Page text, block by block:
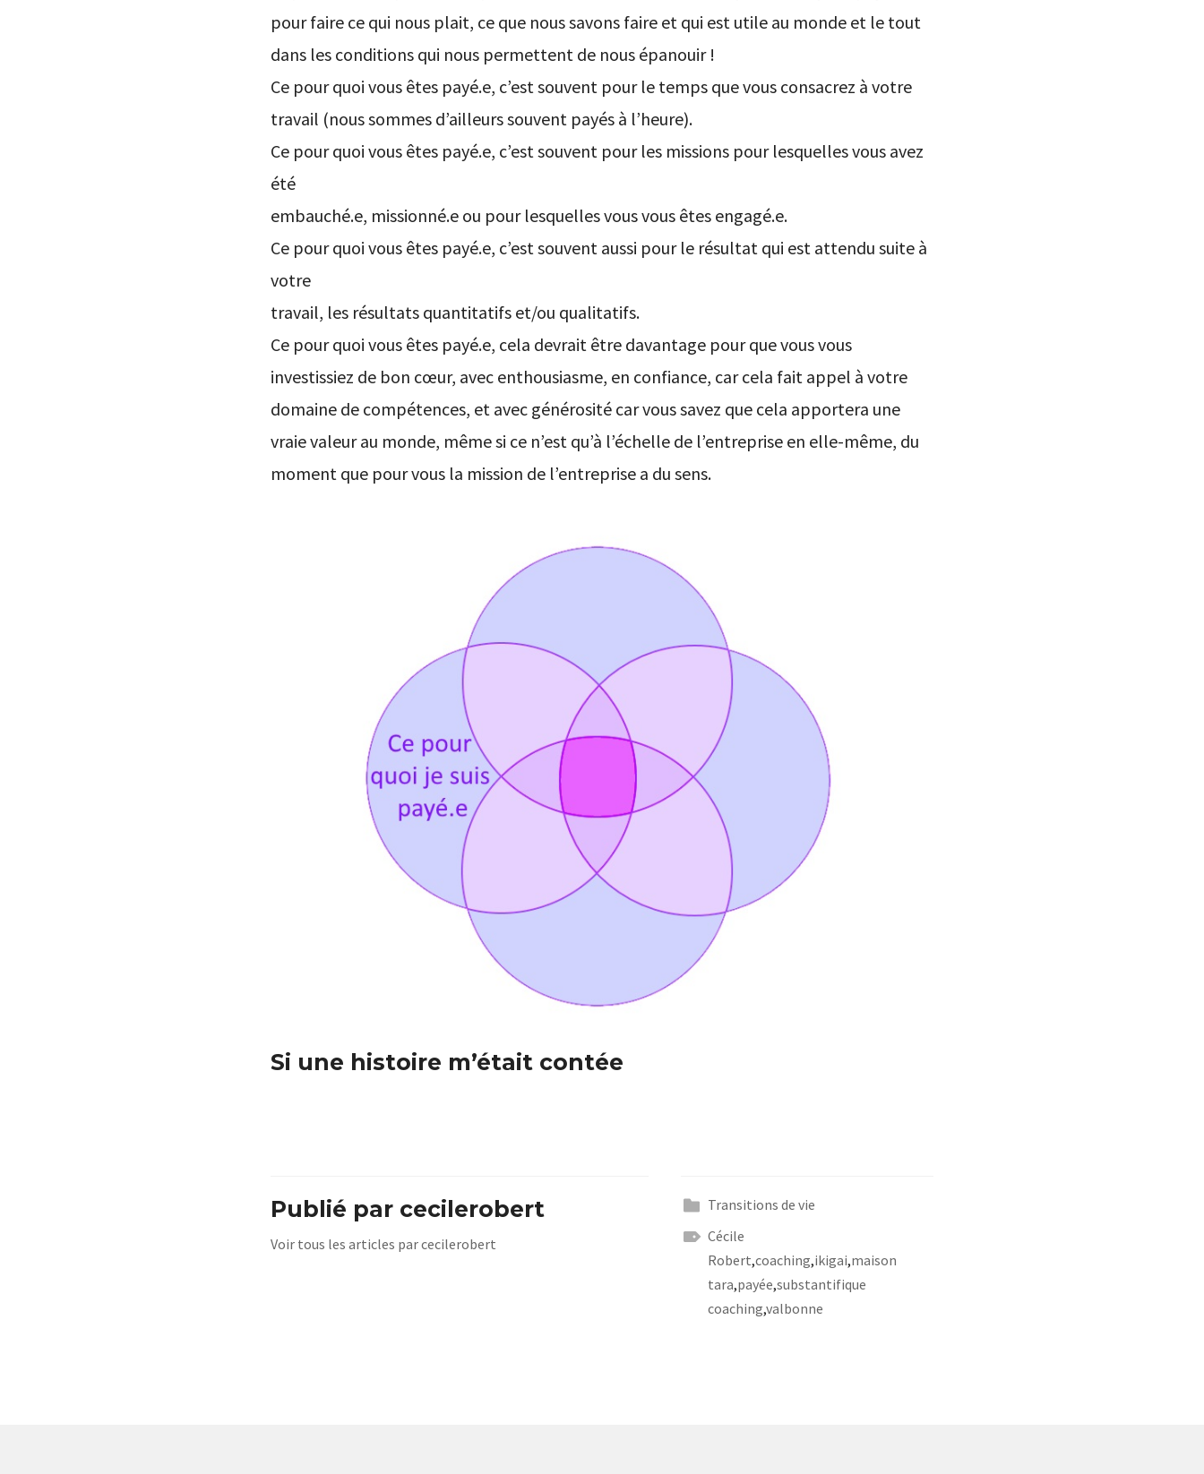
pour faire ce qui nous plait, ce que nous savons faire et qui est utile au monde et le tout
dans les conditions qui nous permettent de nous épanouir !
Ce pour quoi vous êtes payé.e, c’est souvent pour le temps que vous consacrez à votre
travail (nous sommes d’ailleurs souvent payés à l’heure).
Ce pour quoi vous êtes payé.e, c’est souvent pour les missions pour lesquelles vous avez
été
embauché.e, missionné.e ou pour lesquelles vous vous êtes engagé.e.
Ce pour quoi vous êtes payé.e, c’est souvent aussi pour le résultat qui est attendu suite à
votre
travail, les résultats quantitatifs et/ou qualitatifs.
Ce pour quoi vous êtes payé.e, cela devrait être davantage pour que vous vous
investissiez de bon cœur, avec enthousiasme, en confiance, car cela fait appel à votre
domaine de compétences, et avec générosité car vous savez que cela apportera une
vraie valeur au monde, même si ce n’est qu’à l’échelle de l’entreprise en elle-même, du
moment que pour vous la mission de l’entreprise a du sens.
Si une histoire m’était contée
Publié par cecilerobert
Voir tous les articles par cecilerobert
Transitions de vie
Cécile
Robert,coaching,ikigai,maison
tara,payée,substantifique
coaching,valbonne